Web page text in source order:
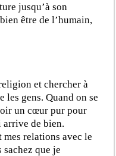
jusqu’à son
être de l’humain,
et chercher à
les gens. Quand on se
un cœur pur pour
arrive de bien.
mes relations avec le
que je